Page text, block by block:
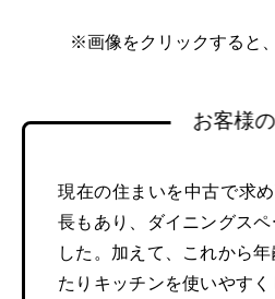
※画像をクリックすると
お客様
現在の住まいを中古で求
長もあり、ダイニングス
した。加えて、これから
たりキッチンを使いやすく